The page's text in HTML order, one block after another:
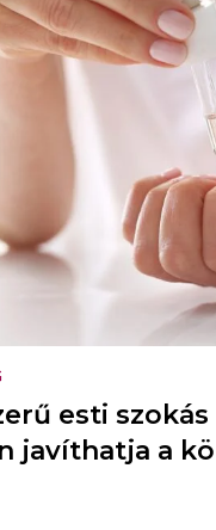
esti szokás
javíthatja a